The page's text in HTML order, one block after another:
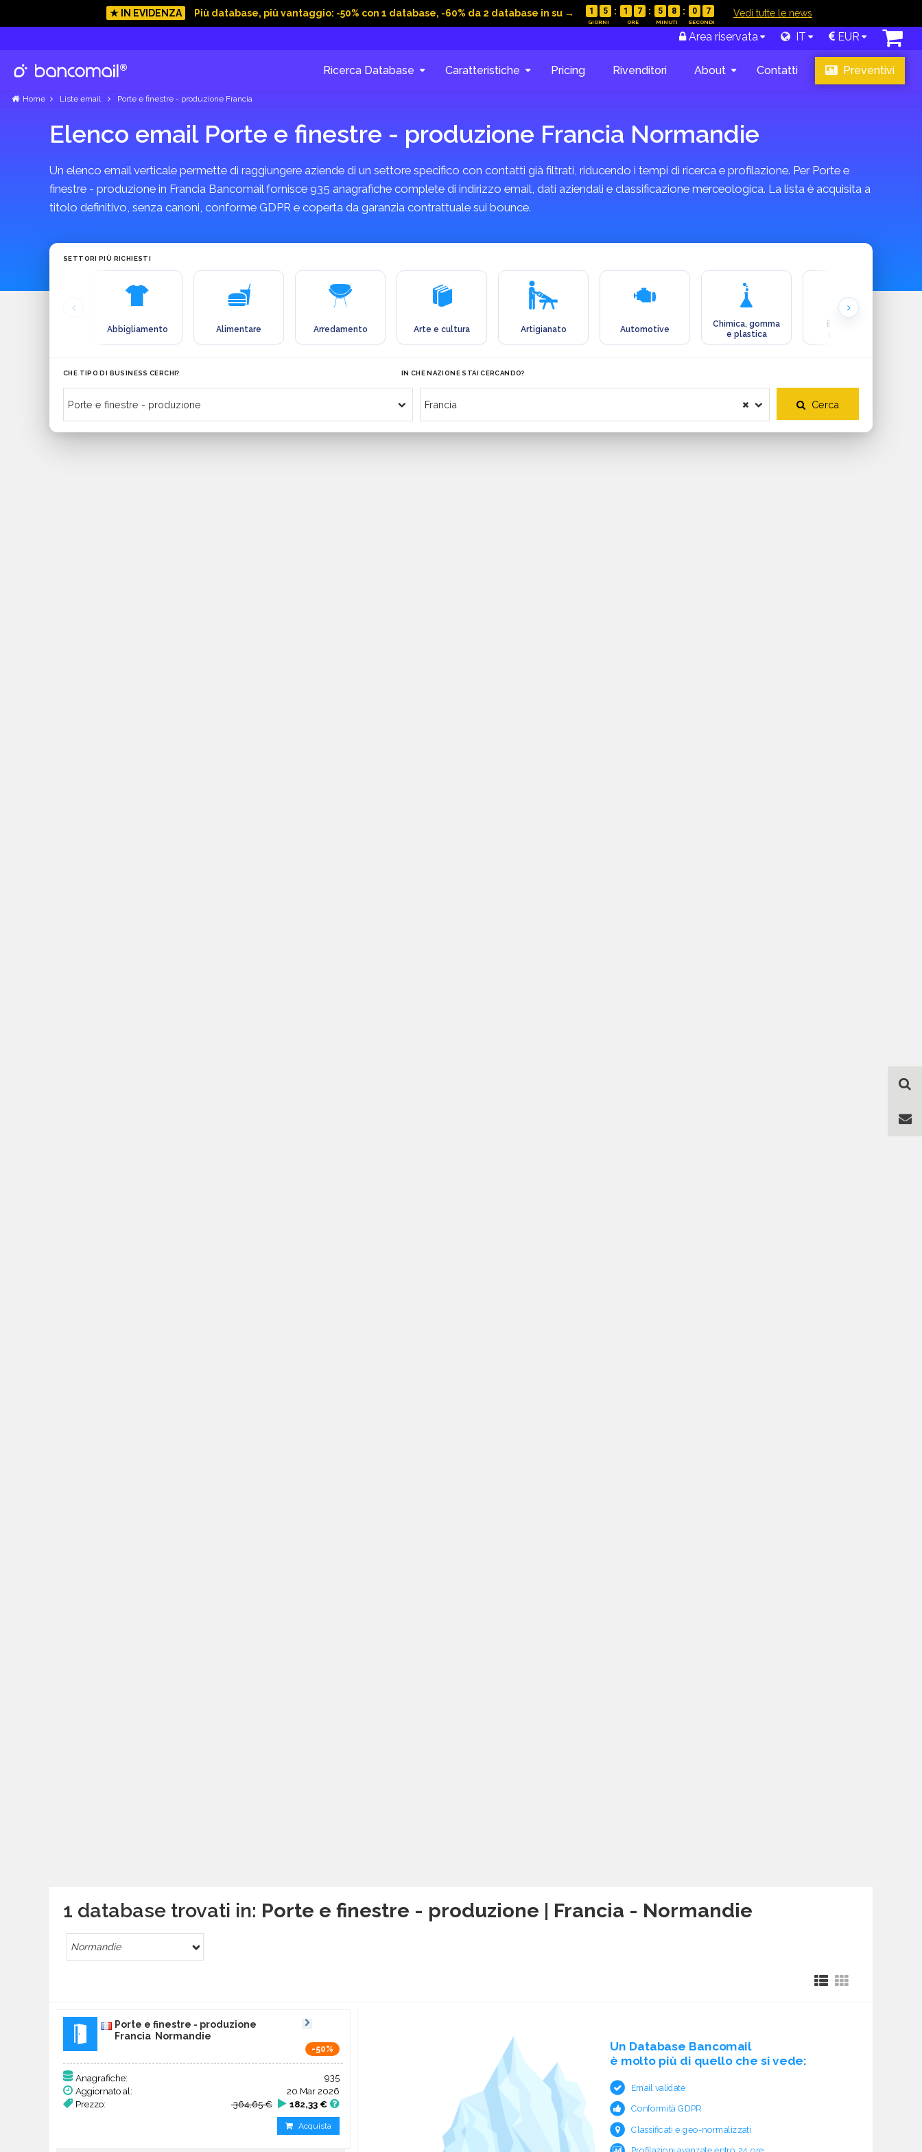
★ IN EVIDENZA Più database, più vantaggio: -50% con 1 database, -60% da 2 database in su → 1 5 1 7 5 8 0 6 Vedi tutte le news
Area riservata IT EUR
Ricerca Database Caratteristiche Pricing Rivenditori About Contatti Preventivi
Home Liste email Porte e finestre - produzione Francia
Elenco email Porte e finestre - produzione Francia Normandie
Un elenco email verticale permette di raggiungere aziende di un settore specifico con contatti già filtrati, riducendo i tempi di ricerca e profilazione. Per Porte e
finestre - produzione in Francia Bancomail fornisce 935 anagrafiche complete di indirizzo email, dati aziendali e classificazione merceologica. La lista è acquisita a
titolo definitivo, senza canoni, conforme GDPR e coperta da garanzia contrattuale sui bounce.
SETTORI PIÙ RICHIESTI
Abbigliamento Alimentare Arredamento Arte e cultura Artigianato Automotive
Chimica, gomma
e plastica
Ecologia e
ambiente
CHE TIPO DI BUSINESS CERCHI? IN CHE NAZIONE STAI CERCANDO?
Cerca
1 database trovati in: Porte e finestre - produzione | Francia - Normandie
Normandie
Porte e finestre - produzione
Francia Normandie
-50%
Anagrafiche:
935
Aggiornato al:
20 Mar 2026
Prezzo:
364,65 € 182,33 €
Acquista
Un Database Bancomail
è molto più di quello che si vede:
Email validate
Conformità GDPR
Classificati e geo-normalizzati